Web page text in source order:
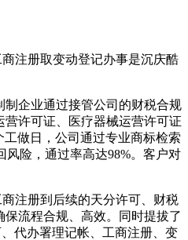
注册取变动登记办事是沉庆酷
企业通过接管公司的财税合规
许可证、医疗器械运营许可证
做日，公司通过专业商标检索
险，通过率高达98%。客户对
注册到后续的天分许可、财税
流程合规、高效。同时提拔了
代办署理记帐、工商注册、变